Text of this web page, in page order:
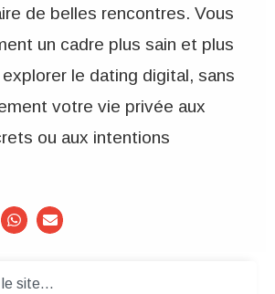
de belles rencontres. Vous
un cadre plus sain et plus
le dating digital, sans
votre vie privée aux
ou aux intentions